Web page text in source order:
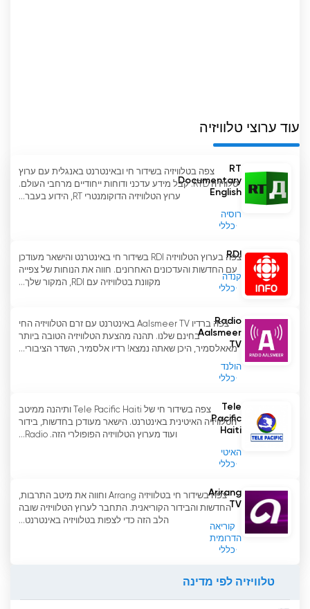
עוד ערוצי טלוויזיה
RT
Documentary
English
רוסיה
כללי
צפה בטלוויזיה בשידור חי ובאינטרנט באנגלית עם ערוץ
טלוויזיה RTD. קבל מידע עדכני ודוחות ייחודיים מרחבי העולם.
ערוץ הטלוויזיה הדוקומנטרי RT, הידוע בעבר...
RDI
קנדה
כללי
צפה בערוץ הטלוויזיה RDI בשידור חי באינטרנט והישאר מעודכן
עם החדשות והעדכונים האחרונים. חווה את הנוחות של צפייה
מקוונת בטלוויזיה עם RDI, המקור שלך...
Radio
Aalsmeer
TV
הולנד
כללי
צפה ברדיו Aalsmeer TV באינטרנט עם זרם הטלוויזיה החי
בחינם שלנו. תהנה מהצעת הטלוויזיה הטובה ביותר
מאאלסמיר, היכן שאתה נמצא! רדיו אלסמיר, השדר הציבורי...
Tele
Pacific
Haiti
האיטי
כללי
צפה בשידור חי של Tele Pacific Haiti ותיהנה ממיטב
הטלוויזיה האיטינית באינטרנט. הישאר מעודכן בחדשות, בידור
ועוד מערוץ הטלוויזיה הפופולרי הזה. Radio...
Arirang
TV
קוריאה
הדרומית
כללי
צפה בשידור חי בטלוויזיה Arrang וחווה את מיטב התרבות,
החדשות והבידור הקוריאנית. התחבר לערוץ הטלוויזיה שובה
הלב הזה כדי לצפות בטלוויזיה באינטרנט...
טלוויזיה לפי מדינה